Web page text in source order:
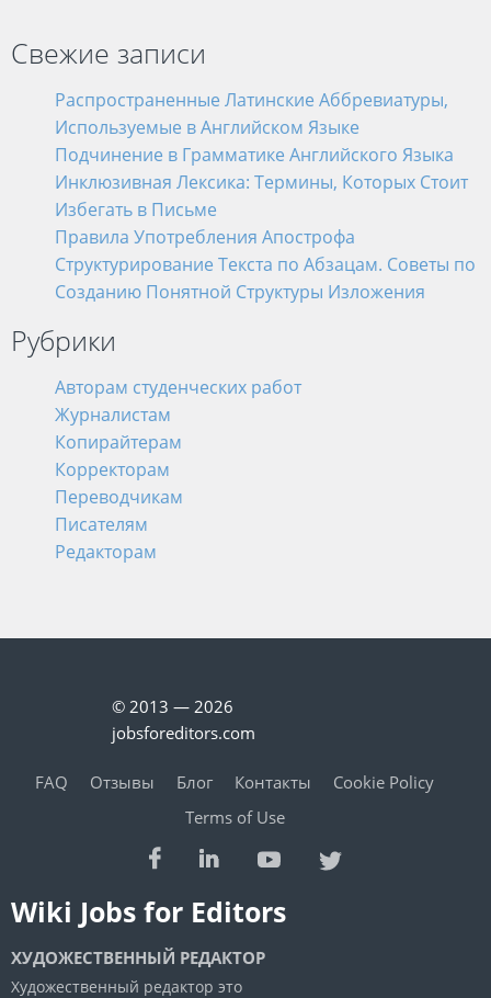
Свежие записи
Распространенные Латинские Аббревиатуры,
Используемые в Английском Языке
Подчинение в Грамматике Английского Языка
Инклюзивная Лексика: Термины, Которых Стоит
Избегать в Письме
Правила Употребления Апострофа
Структурирование Текста по Абзацам. Советы по
Созданию Понятной Структуры Изложения
Рубрики
Авторам студенческих работ
Журналистам
Копирайтерам
Корректорам
Переводчикам
Писателям
Редакторам
© 2013 — 2026
jobsforeditors.com
FAQ Отзывы Блог Контакты
Cookie Policy
Terms of Use
Wiki Jobs for Editors
ХУДОЖЕСТВЕННЫЙ РЕДАКТОР
Художественный редактор это